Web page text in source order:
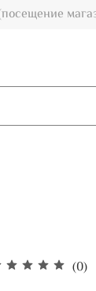
(0)